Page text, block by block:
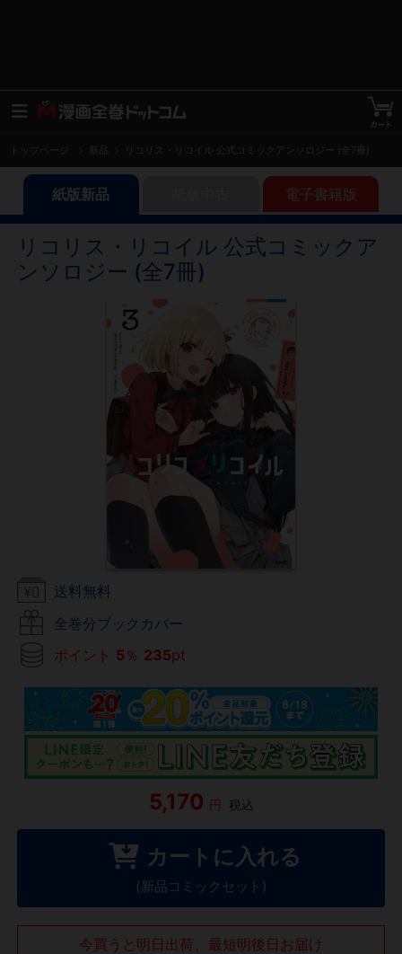
トップページ リコリス・リコイル 公式コミックアンソロジー (全7冊)
紙版新品 電子書籍版
リコリス・リコイル 公式コミックア
ンソロジー (全7冊)
送料無料
全巻分ブックカバー
ポイント 5 ％ 235pt
5,170 円 税込
カートに入れる
(新品コミックセット)
今買うと明日出荷、最短明後日お届け